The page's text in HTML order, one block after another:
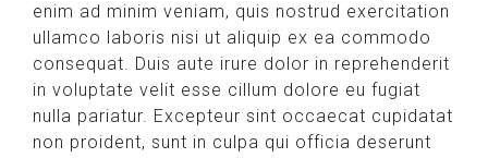
enim ad minim veniam, quis nostrud exercitation
ullamco laboris nisi ut aliquip ex ea commodo
consequat. Duis aute irure dolor in reprehenderit
in voluptate velit esse cillum dolore eu fugiat
nulla pariatur. Excepteur sint occaecat cupidatat
non proident, sunt in culpa qui officia deserunt